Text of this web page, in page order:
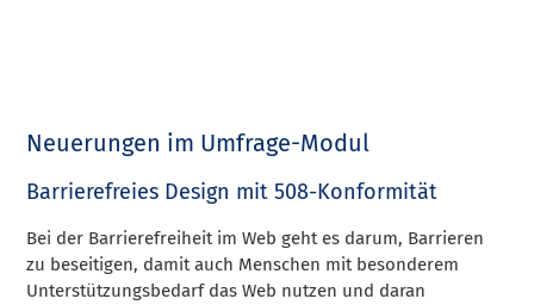
Neuerungen im Umfrage-Modul
Barrierefreies Design mit 508-Konformität
Bei der Barrierefreiheit im Web geht es darum, Barrieren
zu beseitigen, damit auch Menschen mit besonderem
Unterstützungsbedarf das Web nutzen und daran